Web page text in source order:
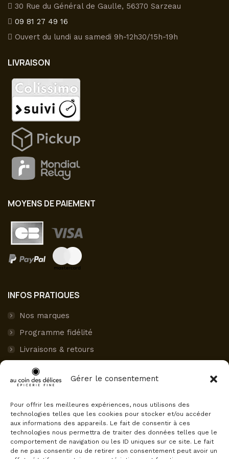
Gérer le consentement
Pour offrir les meilleures expériences, nous utilisons des
technologies telles que les cookies pour stocker et/ou accéder
aux informations des appareils. Le fait de consentir à ces
technologies nous permettra de traiter des données telles que le
comportement de navigation ou les ID uniques sur ce site. Le fait
de ne pas consentir ou de retirer son consentement peut avoir un
page
peuvent
choisies
30 Rue du Général de Gaulle, 56370 Sarzeau
09 81 27 49 16
Ouvert du lundi au samedi 9h-12h30/15h-19h
LIVRAISON
MOYENS DE PAIEMENT
INFOS PRATIQUES
Nos marques
Programme fidélité
Livraisons & retours
Paiement sécurisé
Mon compte
AVIS CLIENTS
Au Coin des Délices
4.5
Basé sur 75 avis